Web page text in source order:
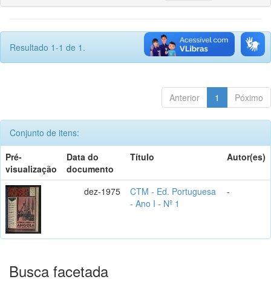
Resultado 1-1 de 1.
Anterior 1 Póximo
Conjunto de itens:
Pré-
visualização
Data do
documento
Título Autor(es)
dez-1975
CTM - Ed. Portuguesa
- Ano I - Nº 1
-
Busca facetada